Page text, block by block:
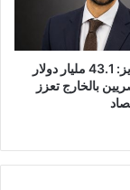
باهر عبد العزيز: 43.1 مليار دولار
بالخارج تعزز